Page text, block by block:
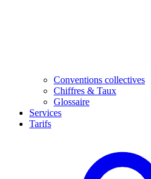
Conventions collectives
Chiffres & Taux
Glossaire
Services
Tarifs